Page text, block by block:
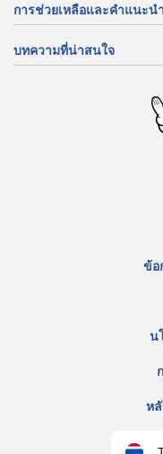
การช่วยเหลือและคำแนะนำ
บทความที่น่าสนใจ
ข้อ
น
ห